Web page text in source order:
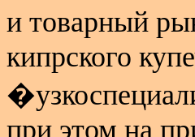
и товарный
кипрского
при этом на